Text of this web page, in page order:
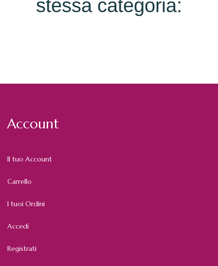
stessa categoria:
Account
Il tuo Account
Carrello
I tuoi Ordini
Accedi
Registrati